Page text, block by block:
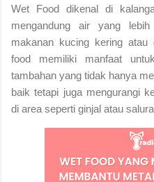
Wet Food dikenal di
mengandung air yang
makanan kucing kering
food memiliki manfaat
tambahan yang tidak hanya
baik tetapi juga mengurangi
di area seperti ginjal atau